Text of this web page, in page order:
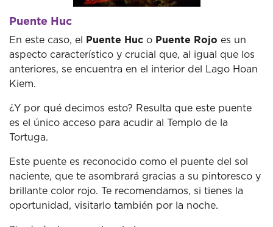
Puente Huc
En este caso, el Puente Huc o Puente Rojo es un
aspecto característico y crucial que, al igual que los
anteriores, se encuentra en el interior del Lago Hoan
Kiem.
¿Y por qué decimos esto? Resulta que este puente
es el único acceso para acudir al Templo de la
Tortuga.
Este puente es reconocido como el puente del sol
naciente, que te asombrará gracias a su pintoresco y
brillante color rojo. Te recomendamos, si tienes la
oportunidad, visitarlo también por la noche.